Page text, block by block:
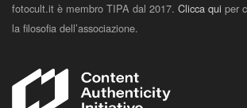
fotocult.it è membro TIPA dal 2017. Clicca qui per
la filosofia dell’associazione.